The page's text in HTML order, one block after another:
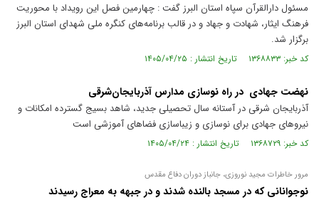
مسئول دارالقرآن سپاه استان البرز گفت : چهارمین فصل این رویداد با محوریت
فرهنگ ایثار، شهادت و جهاد و در قالب برنامه‌های کنگره ملی شهدای استان البرز
برگزار شد.
کد خبر: ۱۳۶۸۸۳۳ تاریخ انتشار : ۱۴۰۵/۰۴/۲۵
نهضت جهادی در راه نوسازی مدارس آذربایجان‌شرقی
آذربایجان شرقی در آستانه سال تحصیلی جدید، شاهد بسیج گسترده امکانات و
نیرو‌های جهادی برای نوسازی و زیباسازی فضا‌های آموزشی است
کد خبر: ۱۳۶۸۷۲۹ تاریخ انتشار : ۱۴۰۵/۰۴/۲۴
مرور خاطرات مجید نوروزی، جانباز دوران دفاع مقدس
نوجوانانی که در مسجد بالنده شدند و در جبهه به معراج رسیدند